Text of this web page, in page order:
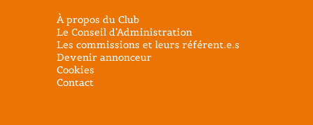
À propos du Club
Le Conseil d’Administration
Les commissions et leurs référent.e.s
Devenir annonceur
Cookies
Contact